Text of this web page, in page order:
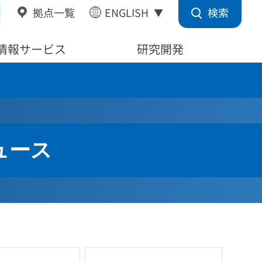
検索
ENGLISH
拠点一覧
報サービス 研究開発
ース